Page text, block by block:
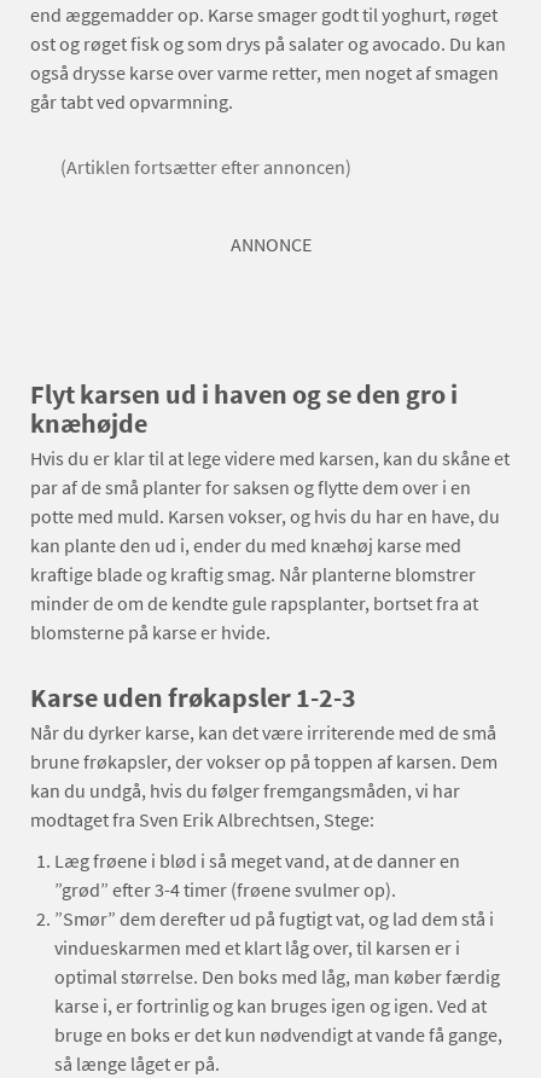
end æggemadder op. Karse smager godt til yoghurt, røget
ost og røget fisk og som drys på salater og avocado. Du kan
også drysse karse over varme retter, men noget af smagen
går tabt ved opvarmning.
(Artiklen fortsætter efter annoncen)
ANNONCE
Flyt karsen ud i haven og se den gro i
knæhøjde
Hvis du er klar til at lege videre med karsen, kan du skåne et
par af de små planter for saksen og flytte dem over i en
potte med muld. Karsen vokser, og hvis du har en have, du
kan plante den ud i, ender du med knæhøj karse med
kraftige blade og kraftig smag. Når planterne blomstrer
minder de om de kendte gule rapsplanter, bortset fra at
blomsterne på karse er hvide.
Karse uden frøkapsler 1-2-3
Når du dyrker karse, kan det være irriterende med de små
brune frøkapsler, der vokser op på toppen af karsen. Dem
kan du undgå, hvis du følger fremgangsmåden, vi har
modtaget fra Sven Erik Albrechtsen, Stege:
Læg frøene i blød i så meget vand, at de danner en
”grød” efter 3-4 timer (frøene svulmer op).
”Smør” dem derefter ud på fugtigt vat, og lad dem stå i
vindueskarmen med et klart låg over, til karsen er i
optimal størrelse. Den boks med låg, man køber færdig
karse i, er fortrinlig og kan bruges igen og igen. Ved at
bruge en boks er det kun nødvendigt at vande få gange,
så længe låget er på.